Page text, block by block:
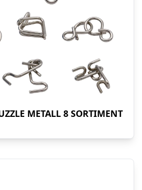
METALL 8 SORTIMENT